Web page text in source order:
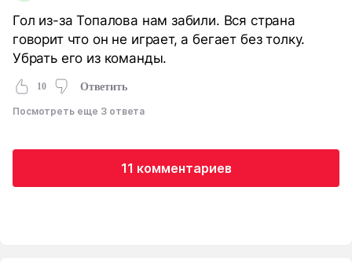
Гол из-за Топалова нам забили. Вся страна
говорит что он не играет, а бегает без толку.
Убрать его из команды.
10 Ответить
Посмотреть еще 3 ответа
11 комментариев